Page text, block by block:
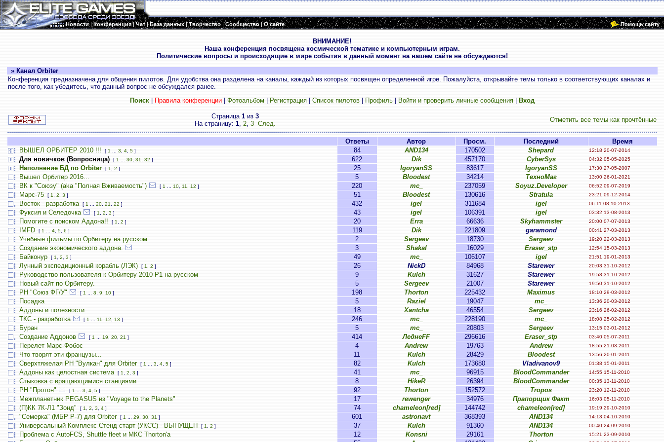
Новости|Конференция|Чат|База данных|Творчество|Сообщество|О сайте Помощь сайту
ВНИМАНИЕ!
Наша конференция посвящена космической тематике и компьютерным играм.
Политические вопросы и происходящие в мире события в данный момент на нашем сайте не обсуждаются!
» Канал Orbiter
Конференция предназначена для общения пилотов. Для удобства она разделена на каналы, каждый из которых посвящен определенной игре. Пожалуйста, открывайте темы только в соответствующих каналах и
после того, как убедитесь, что данный вопрос не обсуждался ранее.
Поиск| Правила конференции| Фотоальбом Регистрация| Список пилотов| Профиль| Войти и проверить личные сообщения| Вход
Страница 1 из 3
На страницу: 1, 2, 3 След.
Отметить все темы как прочтённые
Ответы Автор Просм. Последний
Время
ВЫШЕЛ ОРБИТЕР 2010 !!!
[ 1 3 4, 5] 84 AND134 170502 Shepard 12:18 20-07-2014
Для новичков (Вопросница) [ 1 30, 31 32 ] 622 Dik 457170 CyberSys 04:32 05-05-2025
Наполнение БД по Orbiter [ 1 2 ] 25 IgoryanSS 83617 IgoryanSS 17:30 27-05-2007
Вышел Орбитер 2016... 5 Bloodest 34214 ТехноМаг 13:00 26-01-2021
ВК к "Союзу" (aka "Полная Вживаемость") [ 1 10, 11 12 ] 220 mc_ 237059 Soyuz.Developer 06:52 09-07-2019
Марс-75 [ 1 2 3 ] 51 Bloodest 130616 Stratula 23:21 09-12-2014
Восток - разработка [ 1 20, 21 22 ] 432 igel 311684 igel 06:11 08-10-2013
Фуксия и Селедочка [ 1 2 3 ] 43 igel 106391 igel 03:32 13-08-2013
Помогите с поиском Аддона!! [ 1 2 ] 20 Erra 66636 Skyhammster 20:00 07-07-2013
IMFD [ 1 4, 5, 6 ] 119 Dik 221809 garamond 00:41 27-03-2013
Учебные фильмы по Орбитеру на русском 2 Sergeev 18730 Sergeev 19:20 22-03-2013
Создание экономического аддона. 3 Shakal 16029 Eraser_stp 12:54 15-03-2013
Байконур [ 1 2 3 ] 49 mc_ 106107 igel 21:51 19-01-2013
Лунный экспедиционный корабль (ЛЭК) [ 1 2 ] 26 NickD 84968 Starewer 20:03 31-10-2012
Руководство пользователя к Орбитеру-2010-P1 на русском 9 Kulch 31627 Starewer 19:58 31-10-2012
Новый сайт по Орбитеру. 5 Sergeev 21007 Starewer 19:50 31-10-2012
РН "Союз ФГ/У" [ 1 8 9, 10] 198 Thorton 225432 Maximus 18:10 29-03-2012
Посадка 5 Raziel 19047 mc_ 13:36 20-03-2012
Аддоны и полезности 18 Xantcha 46554 Sergeev 23:16 26-02-2012
ТКС - разработка [ 1 11 12 13 ] 246 mc_ 228190 mc_ 18:08 25-02-2012
Буран 5 mc_ 20803 Sergeev 13:15 03-01-2012
Создание Аддонов [ 1 19, 20, 21 ] 414 ЛеднеFF 296616 Eraser_stp 03:40 05-07-2011
Перелет Марс-Фобос 4 Andrew 19763 Andrew 18:55 21-03-2011
Что творят эти французы... 11 Kulch 28429 Bloodest 13:56 20-01-2011
Сверхтяжелая РН "Вулкан" для Orbiter [ 1 3 4, 5] 82 Kulch 173680 Vladivanov9 01:38 15-01-2011
Аддоны как целостная система [ 1 2 3 ] 41 mc_ 96915 BloodCommander 14:55 15-11-2010
Стыковка с вращающимися станциями 8 HikeR 26394 BloodCommander 00:35 13-11-2010
РН "Протон" [ 1 3 4, 5] 92 Thorton 152572 Tropos 23:20 12-11-2010
Межпланетник PEGASUS из "Voyage to the Planets" 17 rewenger 34976 Прапорщик Факт 16:03 05-11-2010
(П)КК 7К-Л1 "Зонд" [ 1 2 3 4] 74 chameleon[red] 144742 chameleon[red] 19:19 29-10-2010
"Семерка" (МБР Р-7) для Orbiter [ 1 29, 30, 31 ] 601 astronavt 368393 AND134 14:13 04-10-2010
Универсальный Комплекс Стенд-старт (УКСС) - ВЫПУЩЕН [ 1 2 ] 37 Kulch 91360 AND134 00:40 24-09-2010
Проблема с AutoFCS, Shuttle fleet и МКС Thorton'а 12 Konsni 29161 Thorton 15:21 23-09-2010